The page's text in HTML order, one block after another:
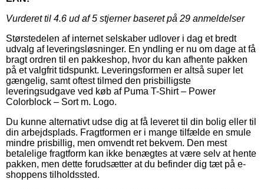
Vurderet til 4.6 ud af 5 stjerner baseret på 29 anmeldelser
Størstedelen af internet selskaber udlover i dag et bredt
udvalg af leveringsløsninger. En yndling er nu om dage at få
bragt ordren til en pakkeshop, hvor du kan afhente pakken
på et valgfrit tidspunkt. Leveringsformen er altså super let
gængelig, samt oftest tilmed den prisbilligste
leveringsudgave ved køb af Puma T-Shirt – Power
Colorblock – Sort m. Logo.
Du kunne alternativt udse dig at få leveret til din bolig eller til
din arbejdsplads. Fragtformen er i mange tilfælde en smule
mindre prisbillig, men omvendt ret bekvem. Den mest
betalelige fragtform kan ikke benægtes at være selv at hente
pakken, men dette forudsætter at du befinder dig tæt på e-
shoppens tilholdssted.